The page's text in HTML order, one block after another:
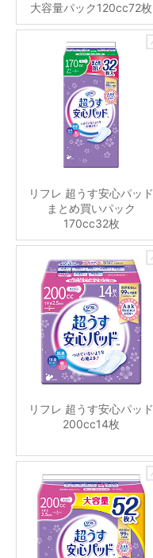
大容量パック120cc72枚
リフレ 超うす安心パッド
まとめ買いパック
170cc32枚
リフレ 超うす安心パッド
200cc14枚